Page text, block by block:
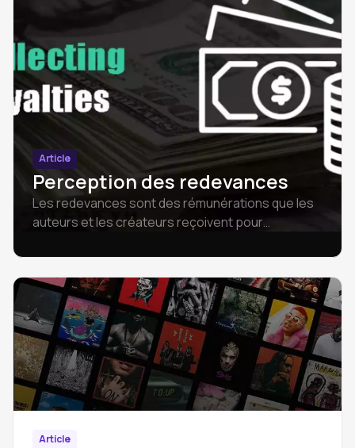
Article
Perception des redevances
Les redevances sont des rémunérations que les
auteurs et les créateurs reçoivent pour
musique, la littérature et l'art.
Article